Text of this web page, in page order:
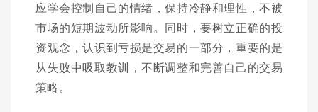
应学会控制自己的情绪，保持冷静和理性，不被
市场的短期波动所影响。同时，要树立正确的投
资观念，认识到亏损是交易的一部分，重要的是
从失败中吸取教训，不断调整和完善自己的交易
策略。